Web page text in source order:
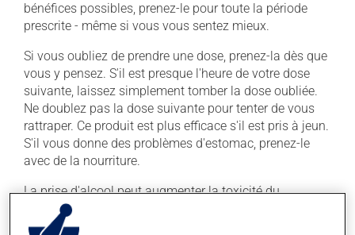
bénéfices possibles, prenez-le pour toute la période
prescrite - même si vous vous sentez mieux.
Si vous oubliez de prendre une dose, prenez-la dès que
vous y pensez. S'il est presque l'heure de votre dose
suivante, laissez simplement tomber la dose oubliée.
Ne doublez pas la dose suivante pour tenter de vous
rattraper. Ce produit est plus efficace s'il est pris à jeun.
S'il vous donne des problèmes d'estomac, prenez-le
avec de la nourriture.
La prise d'alcool peut augmenter la toxicité du
médicament. Limitez la consommation d'alcool à une
prise occasionnelle de petites quantités.